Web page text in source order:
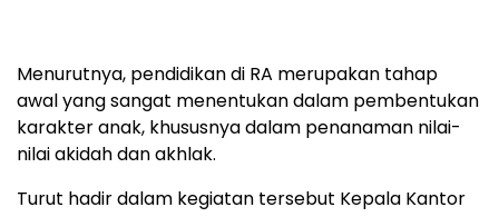
Menurutnya, pendidikan di RA merupakan tahap
awal yang sangat menentukan dalam pembentukan
karakter anak, khususnya dalam penanaman nilai-
nilai akidah dan akhlak.
Turut hadir dalam kegiatan tersebut Kepala Kantor